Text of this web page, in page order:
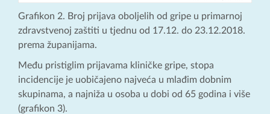
Grafikon 2. Broj prijava oboljelih od gripe u primarnoj
zdravstvenoj zaštiti u tjednu od 17.12. do 23.12.2018.
prema županijama.
Među pristiglim prijavama kliničke gripe, stopa
incidencije je uobičajeno najveća u mlađim dobnim
skupinama, a najniža u osoba u dobi od 65 godina i više
(grafikon 3).